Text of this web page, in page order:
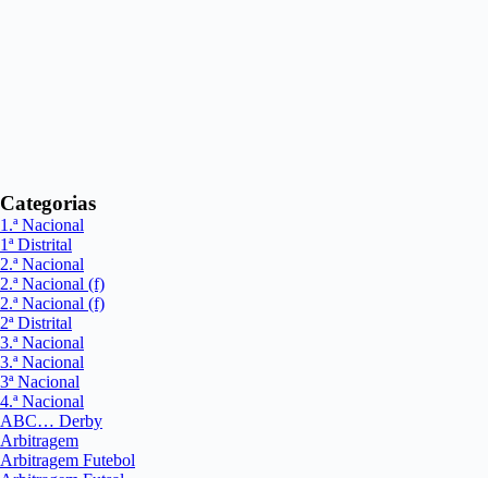
Categorias
1.ª Nacional
1ª Distrital
2.ª Nacional
2.ª Nacional (f)
2.ª Nacional (f)
2ª Distrital
3.ª Nacional
3.ª Nacional
3ª Nacional
4.ª Nacional
ABC… Derby
Arbitragem
Arbitragem Futebol